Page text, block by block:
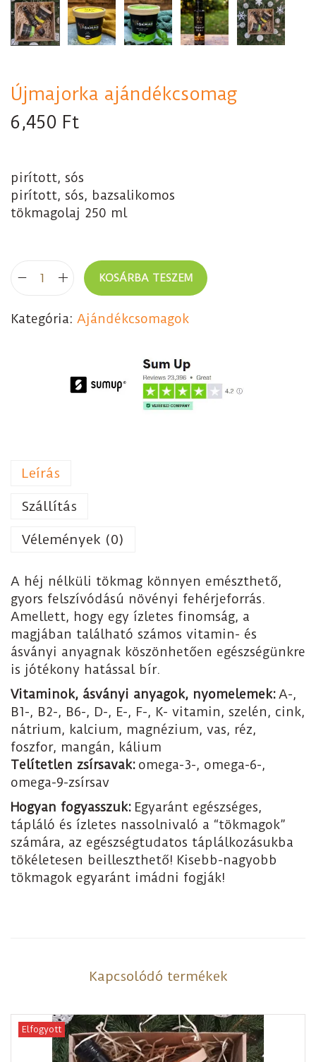
Újmajorka ajándékcsomag
6,450 Ft
pirított, sós
pirított, sós, bazsalikomos
tökmagolaj 250 ml
KOSÁRBA TESZEM
Kategória: Ajándékcsomagok
Leírás
Szállítás
Vélemények (0)
A héj nélküli tökmag könnyen emészthető,
gyors felszívódású növényi fehérjeforrás.
Amellett, hogy egy ízletes finomság, a
magjában található számos vitamin- és
ásványi anyagnak köszönhetően egészségünkre
is jótékony hatással bír.
Vitaminok, ásványi anyagok, nyomelemek: A-,
B1-, B2-, B6-, D-, E-, F-, K- vitamin, szelén, cink,
nátrium, kalcium, magnézium, vas, réz,
foszfor, mangán, kálium
Telítetlen zsírsavak: omega-3-, omega-6-,
omega-9-zsírsav
Hogyan fogyasszuk: Egyaránt egészséges,
tápláló és ízletes nassolnivaló a “tökmagok”
számára, az egészségtudatos táplálkozásukba
tökéletesen beilleszthető! Kisebb-nagyobb
tökmagok egyaránt imádni fogják!
Kapcsolódó termékek
Elfogyott